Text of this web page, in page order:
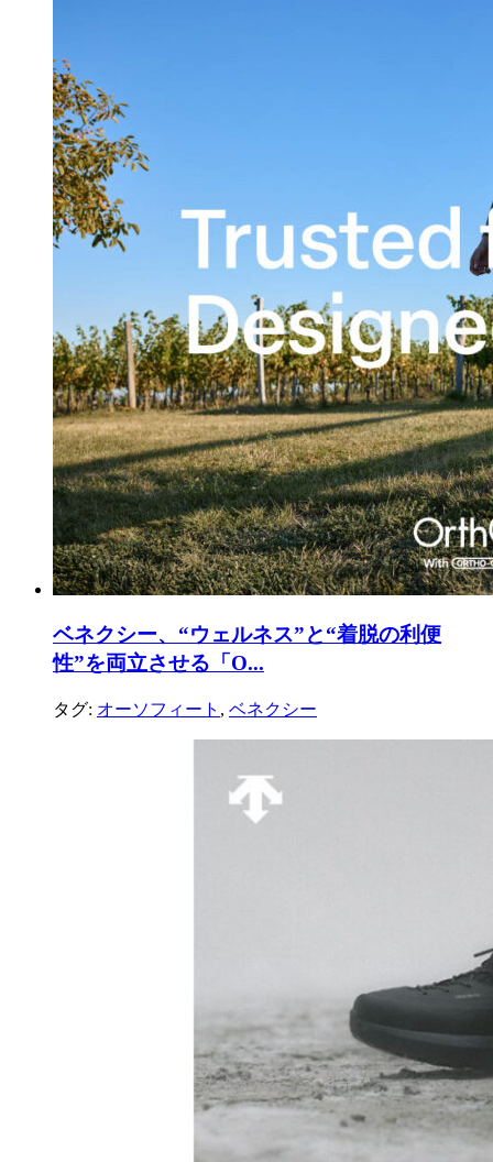
ベネクシー、“ウェルネス”と“着脱の利便
性”を両立させる「O...
タグ: オーソフィート , ベネクシー